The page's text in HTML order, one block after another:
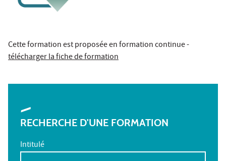
Cette formation est proposée en formation continue -
télécharger la fiche de formation
RECHERCHE D'UNE FORMATION
Intitulé